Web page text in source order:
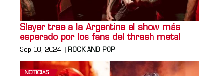
Slayer trae a la Argentina el show más
esperado por los fans del thrash metal
Sep 03, 2024 ROCK AND POP
NOTICIAS